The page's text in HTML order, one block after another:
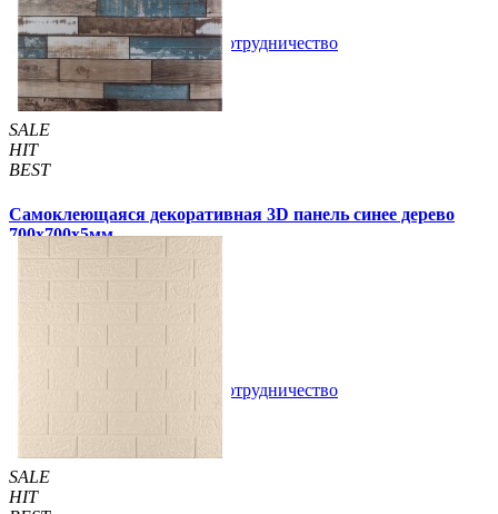
Купить В закладки Сотрудничество
SALE
HIT
BEST
Самоклеющаяся декоративная 3D панель синее дерево
700x700x5мм
99 грн /шт 170 грн
1 отзывов
Купить В закладки Сотрудничество
SALE
HIT